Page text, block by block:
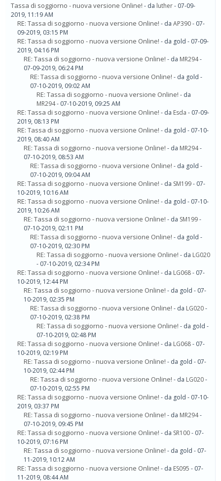
Tassa di soggiorno - nuova versione Online! - da luther- 07-09-
2019, 11:19 AM
RE: Tassa di soggiorno - nuova versione Online! - da AP390- 07-
09-2019, 03:15 PM
RE: Tassa di soggiorno - nuova versione Online! - da gold - 07-09-
2019, 04:16 PM
RE: Tassa di soggiorno - nuova versione Online! - da MR294-
07-09-2019, 06:24 PM
RE: Tassa di soggiorno - nuova versione Online! - da gold -
07-10-2019, 09:02 AM
RE: Tassa di soggiorno - nuova versione Online! - da
MR294- 07-10-2019, 09:25 AM
RE: Tassa di soggiorno - nuova versione Online! - da Esda - 07-09-
2019, 08:13 PM
RE: Tassa di soggiorno - nuova versione Online! - da gold - 07-10-
2019, 08:40 AM
RE: Tassa di soggiorno - nuova versione Online! - da MR294-
07-10-2019, 08:53 AM
RE: Tassa di soggiorno - nuova versione Online! - da gold -
07-10-2019, 09:04 AM
RE: Tassa di soggiorno - nuova versione Online! - da SM199- 07-
10-2019, 10:16 AM
RE: Tassa di soggiorno - nuova versione Online! - da gold - 07-10-
2019, 10:26 AM
RE: Tassa di soggiorno - nuova versione Online! - da SM199-
07-10-2019, 02:11 PM
RE: Tassa di soggiorno - nuova versione Online! - da gold -
07-10-2019, 02:30 PM
RE: Tassa di soggiorno - nuova versione Online! - da LG020
- 07-10-2019, 02:34 PM
RE: Tassa di soggiorno - nuova versione Online! - da LG068- 07-
10-2019, 12:44 PM
RE: Tassa di soggiorno - nuova versione Online! - da gold - 07-
10-2019, 02:35 PM
RE: Tassa di soggiorno - nuova versione Online! - da LG020-
07-10-2019, 02:38 PM
RE: Tassa di soggiorno - nuova versione Online! - da gold -
07-10-2019, 02:48 PM
RE: Tassa di soggiorno - nuova versione Online! - da LG068- 07-
10-2019, 02:19 PM
RE: Tassa di soggiorno - nuova versione Online! - da gold - 07-
10-2019, 02:44 PM
RE: Tassa di soggiorno - nuova versione Online! - da LG020-
07-10-2019, 02:55 PM
RE: Tassa di soggiorno - nuova versione Online! - da gold - 07-10-
2019, 03:37 PM
RE: Tassa di soggiorno - nuova versione Online! - da MR294-
07-10-2019, 09:45 PM
RE: Tassa di soggiorno - nuova versione Online! - da SR100- 07-
10-2019, 07:16 PM
RE: Tassa di soggiorno - nuova versione Online! - da gold - 07-
11-2019, 10:12 AM
RE: Tassa di soggiorno - nuova versione Online! - da ES095 - 07-
11-2019, 08:44 AM